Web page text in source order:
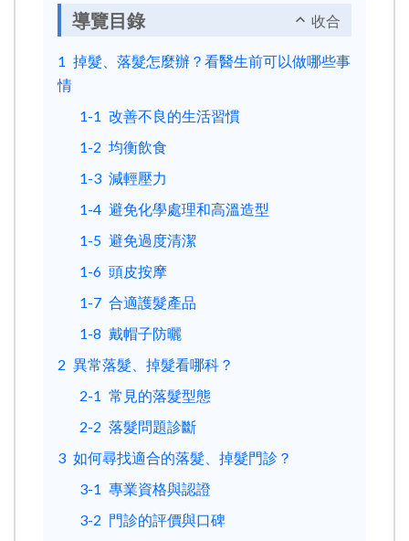
導覽目錄 收合
1 掉髮、落髮怎麼辦？看醫生前可以做哪些事
情
1-1 改善不良的生活習慣
1-2 均衡飲食
1-3 減輕壓力
1-4 避免化學處理和高溫造型
1-5 避免過度清潔
1-6 頭皮按摩
1-7 合適護髮產品
1-8 戴帽子防曬
2 異常落髮、掉髮看哪科？
2-1 常見的落髮型態
2-2 落髮問題診斷
3 如何尋找適合的落髮、掉髮門診？
3-1 專業資格與認證
3-2 門診的評價與口碑